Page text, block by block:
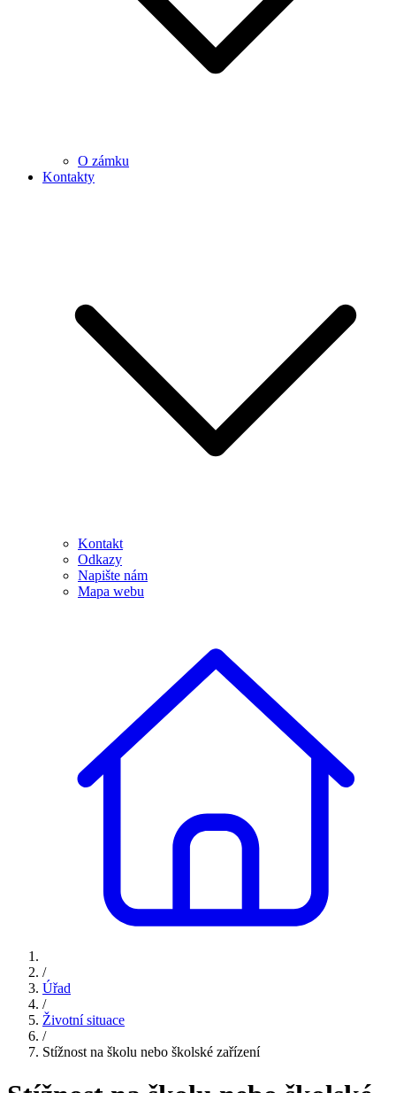
O zámku
Kontakty
Kontakt
Odkazy
Napište nám
Mapa webu
/
Úřad
/
Životní situace
/
Stížnost na školu nebo školské zařízení